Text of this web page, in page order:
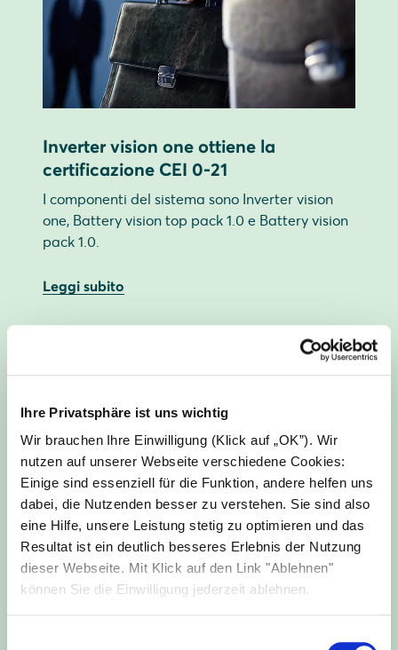
Ihre Privatsphäre ist uns wichtig
Wir brauchen Ihre Einwilligung (Klick auf „OK”). Wir
nutzen auf unserer Webseite verschiedene Cookies:
Einige sind essenziell für die Funktion, andere helfen uns
dabei, die Nutzenden besser zu verstehen. Sie sind also
eine Hilfe, unsere Leistung stetig zu optimieren und das
Resultat ist ein deutlich besseres Erlebnis der Nutzung
dieser Webseite. Mit Klick auf den Link "Ablehnen"
können Sie die Einwilligung jederzeit ablehnen.
Inverter vision one ottiene la
certificazione CEI 0-21
I componenti del sistema sono Inverter vision
one, Battery vision top pack 1.0 e Battery vision
pack 1.0.
Leggi subito
Inverter vision three ottiene la
certificazione CEI 0-21